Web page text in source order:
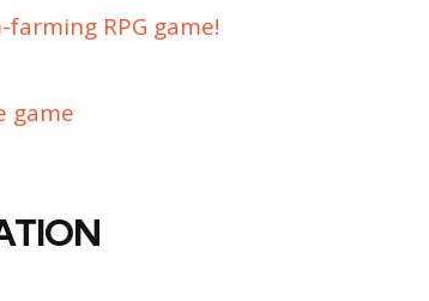
RPG game!
game